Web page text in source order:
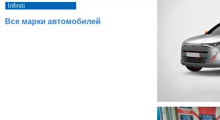
Infiniti
Все марки автомобилей